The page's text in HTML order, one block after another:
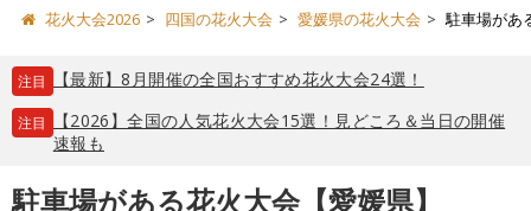
花火大会2026 四国の花火大会 愛媛県の花火大会 駐車場があ
注目 【最新】8月開催の全国おすすめ花火大会24選！
注目
【2026】全国の人気花火大会15選！見どころ＆当日の開催
速報も
駐車場がある花火大会【愛媛県】